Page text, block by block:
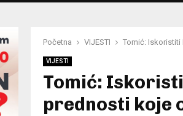
Početna VIJESTI Tomić: Iskoristiti
VIJESTI
Tomić:
prednosti koje